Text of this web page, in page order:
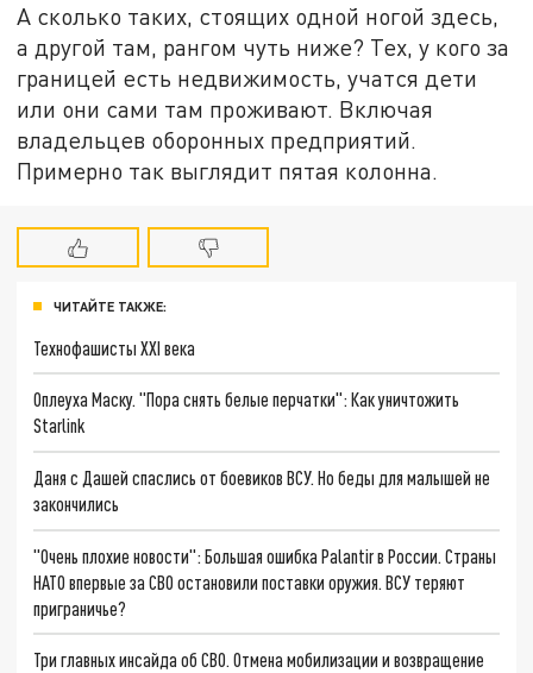
А сколько таких, стоящих одной ногой здесь,
а другой там, рангом чуть ниже? Тех, у кого за
границей есть недвижимость, учатся дети
или они сами там проживают. Включая
владельцев оборонных предприятий.
Примерно так выглядит пятая колонна.
ЧИТАЙТЕ ТАКЖЕ:
Технофашисты XXI века
Оплеуха Маску. "Пора снять белые перчатки": Как уничтожить
Starlink
Даня с Дашей спаслись от боевиков ВСУ. Но беды для малышей не
закончились
"Очень плохие новости": Большая ошибка Palantir в России. Страны
НАТО впервые за СВО остановили поставки оружия. ВСУ теряют
приграничье?
Три главных инсайда об СВО. Отмена мобилизации и возвращение